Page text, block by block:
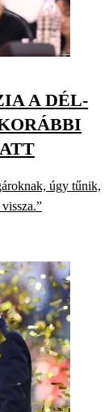
A DÉL-
úgy tűnik,